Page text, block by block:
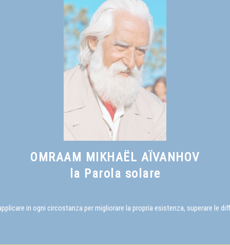
La luce, spirito vivente , capitolo IX
OMRAAM MIKHAËL AÏVANHOV
la Parola solare
in ogni circostanza per migliorare la propria esistenza, superare le